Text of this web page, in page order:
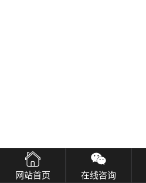
网站首页 在线咨询